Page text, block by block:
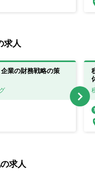
求人
業の財務戦略の策
求人